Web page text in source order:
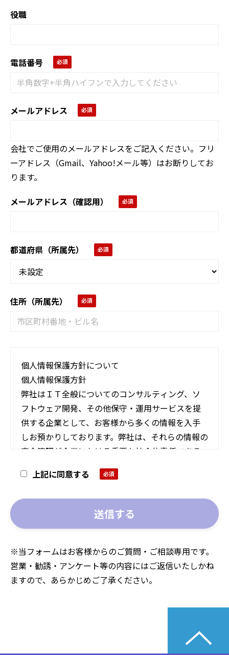
役職
電話番号
メールアドレス
会社でご使用のメールアドレスをご記入ください。フリ
ーアドレス（Gmail、Yahoo!メール等）はお断りしてお
ります。
メールアドレス（確認用）
都道府県（所属先）
住所（所属先）
個人情報保護方針について
個人情報保護方針
弊社はＩＴ全般についてのコンサルティング、ソ
フトウェア開発、その他保守・運用サービスを提
供する企業として、お客様から多くの情報を入手
しお預かりしております。弊社は、それらの情報の
安全管理が企業における重要な社会的責任である
と考え、個人情報保護を企業活動の優先事項の一
と、以下の方針を定め役員、社員、その他従業者
一同この方針に従い適切な情報管理に邁進致しま
個人情報の収集について
弊社は、個人情報を取得する際には、ご本人に対
ご本人から直接、契約書その他の書面に記載され
を明示し、業務に必要な範囲で取得いたします。
上記に同意する
※当フォームはお客様からのご質問・ご相談専用です。
営業・勧誘・アンケート等の内容にはご返信いたしかね
ますので、あらかじめご了承ください。